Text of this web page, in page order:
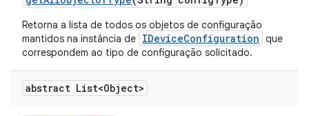
Retorna a lista de todos os objetos de configuração
mantidos na instância de IDeviceConfiguration que
correspondem ao tipo de configuração solicitado.
abstract List<Object>